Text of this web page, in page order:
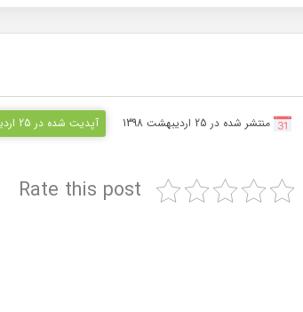
منتشر شده در 25 اردیبهشت 1398 آپدیت شده در 25 اردیبهشت 1398
Rate this post